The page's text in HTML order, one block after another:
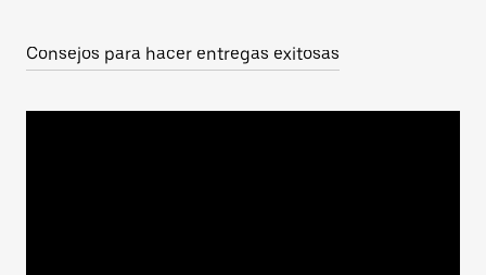
Consejos para hacer entregas exitosas